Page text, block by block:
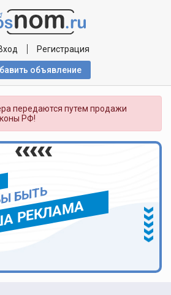
Регистрация
объявлениe
передаются путем продажи
РФ!
БЫТЬ
РЕКЛАМА